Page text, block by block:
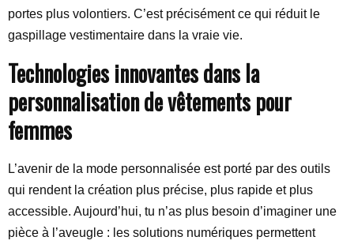
portes plus volontiers. C’est précisément ce qui réduit le
gaspillage vestimentaire dans la vraie vie.
Technologies innovantes dans la
personnalisation de vêtements pour
femmes
L’avenir de la mode personnalisée est porté par des outils
qui rendent la création plus précise, plus rapide et plus
accessible. Aujourd’hui, tu n’as plus besoin d’imaginer une
pièce à l’aveugle : les solutions numériques permettent